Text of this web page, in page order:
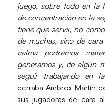
juego, sobre todo en la
de concentración en la
tiene que servir, no
de muchas, sino de
calma podremos
generamos y, de algún
seguir trabajando en
cerrabaAmbros Martín
sus jugadoras de cara